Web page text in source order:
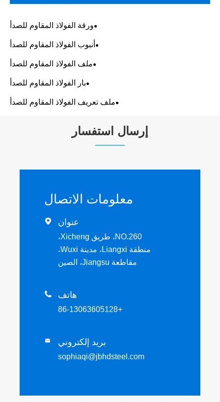
ورقة الفولاذ المقاوم للصدأ
أنبوب الفولاذ المقاوم للصدأ
ملف الفولاذ المقاوم للصدأ
بار الفولاذ المقاوم للصدأ
ملف تعريف الفولاذ المقاوم للصدأ
إرسال استفسار
معلومات الاتصال
 عنوان
NO.260، طريق Xicheng،
منطقة Liangxi، مدينة Wuxi،
مقاطعة Jiangsu، الصين
 هاتف
+86-13063605128
 بريد إلكتروني
sophiaqi@jbhdsteel.com